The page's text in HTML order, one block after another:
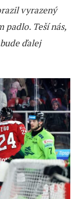
vyrazený
padlo. Teší nás,
ďalej